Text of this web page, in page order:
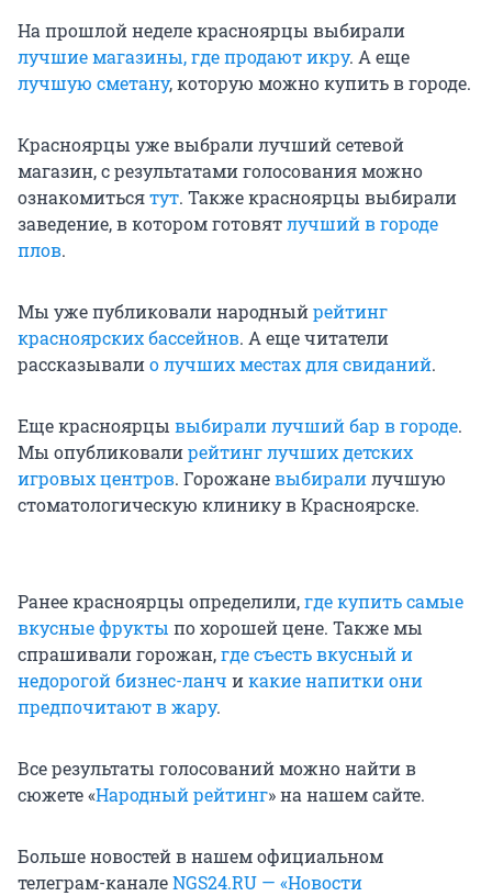
На прошлой неделе красноярцы выбирали
лучшие магазины, где продают икру. А еще
лучшую сметану, которую можно купить в городе.
Красноярцы уже выбрали лучший сетевой
магазин, с результатами голосования можно
ознакомитьсятут. Также красноярцы выбирали
заведение, в котором готовятлучший в городе
плов.
Мы уже публиковали народныйрейтинг
красноярских бассейнов. А еще читатели
рассказывалио лучших местах для свиданий.
Еще красноярцы выбирали лучший бар в городе.
Мы опубликовалирейтинг лучших детских
игровых центров. Горожаневыбиралилучшую
стоматологическую клинику в Красноярске.
Ранее красноярцы определили,где купить самые
вкусные фрукты по хорошей цене. Также мы
спрашивали горожан,где съесть вкусный и
недорогой бизнес-ланч икакие напитки они
предпочитают в жару.
Все результаты голосований можно найти в
сюжете «Народный рейтинг» на нашем сайте.
Больше новостей в нашем официальном
телеграм-каналеNGS24.RU — «Новости